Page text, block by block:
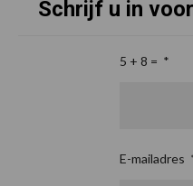
Schrijf u in
5 + 8 = *
E-mailadres